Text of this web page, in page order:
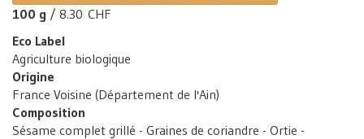
100 g / 8.30 CHF
Eco Label
Agriculture biologique
Origine
France Voisine (Département de l'Ain)
Composition
Sésame complet grillé - Graines de coriandre - Ortie -